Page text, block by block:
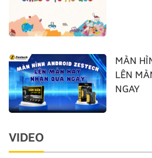
MÀN
LÊN
NGAY
VIDEO